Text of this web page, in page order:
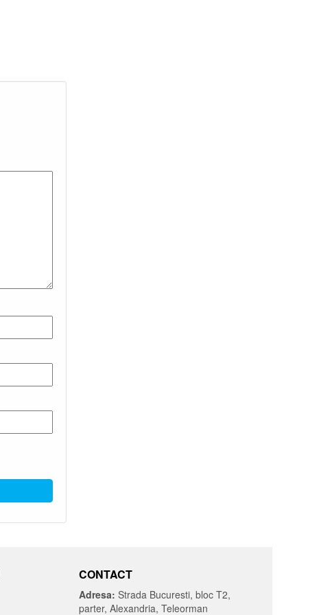
CONTACT
Adresa: Strada Bucuresti, bloc T2,
parter, Alexandria, Teleorman